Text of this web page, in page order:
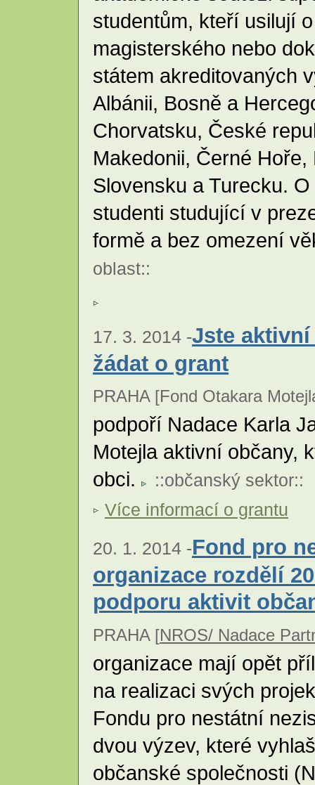
studentům, kteří usilují
magisterského nebo
státem akreditovaných
Albánii, Bosně a
Chorvatsku, České
Makedonii, Černé
Slovensku a Turecku.
studenti studující v
formě a bez omezení
oblast::
17. 3. 2014 -Jste aktivní
žádat o grant
PRAHA [Fond Otakara
podpoří Nadace Karla
Motejla aktivní občany,
obci.
::občanský sektor::
Více informací o grantu
20. 1. 2014 -Fond pro
organizace rozdělí
podporu aktivit
PRAHA [NROS/ Nadace
organizace mají opět
na realizaci svých
Fondu pro nestátní
dvou výzev, které
občanské společnosti